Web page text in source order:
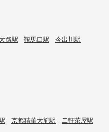
路駅 鞍馬口駅
今出川駅
京都精華大前駅
二軒茶屋駅